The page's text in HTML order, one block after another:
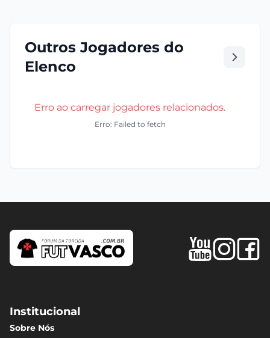
Outros Jogadores do
Elenco
Erro ao carregar jogadores relacionados.
Erro: Failed to fetch
Institucional
Sobre Nós